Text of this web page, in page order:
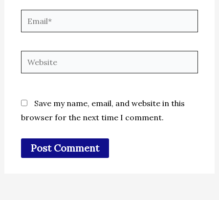
Website
Save my name, email, and website in this
browser for the next time I comment.